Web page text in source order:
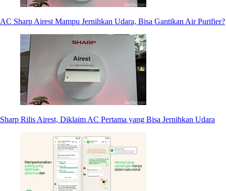
AC Sharp Airest Mampu Jernihkan Udara, Bisa Gantikan Air Purifier?
Sharp Rilis Airest, Diklaim AC Pertama yang Bisa Jernihkan Udara